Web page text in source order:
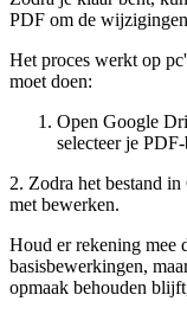
PDF om de
Het proces werkt op
moet doen:
Open Google
selecteer je PDF-
2. Zodra het bestand
met bewerken.
Houd er rekening mee
basisbewerkingen,
opmaak behouden